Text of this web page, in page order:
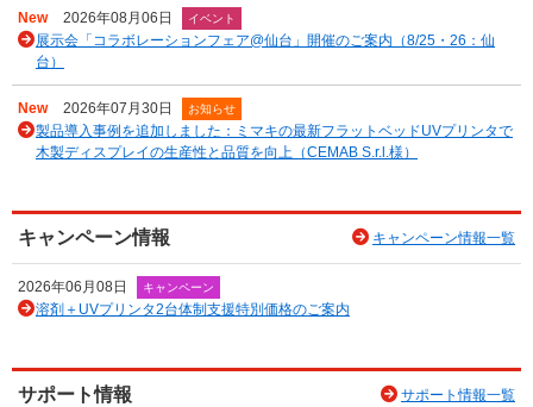
New 2026年08月06日 イベント
展示会「コラボレーションフェア@仙台」開催のご案内（8/25・26：仙
台）
New 2026年07月30日 お知らせ
製品導入事例を追加しました：ミマキの最新フラットベッドUVプリンタで
木製ディスプレイの生産性と品質を向上（CEMAB S.r.l.様）
キャンペーン情報 キャンペーン情報一覧
2026年06月08日 キャンペーン
溶剤＋UVプリンタ2台体制支援特別価格のご案内
サポート情報 サポート情報一覧